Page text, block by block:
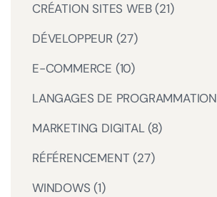
CRÉATION SITES WEB(21)
DÉVELOPPEUR (27)
E-COMMERCE (10)
LANGAGES DE PROGRAMMATION
MARKETING DIGITAL(8)
RÉFÉRENCEMENT (27)
WINDOWS (1)